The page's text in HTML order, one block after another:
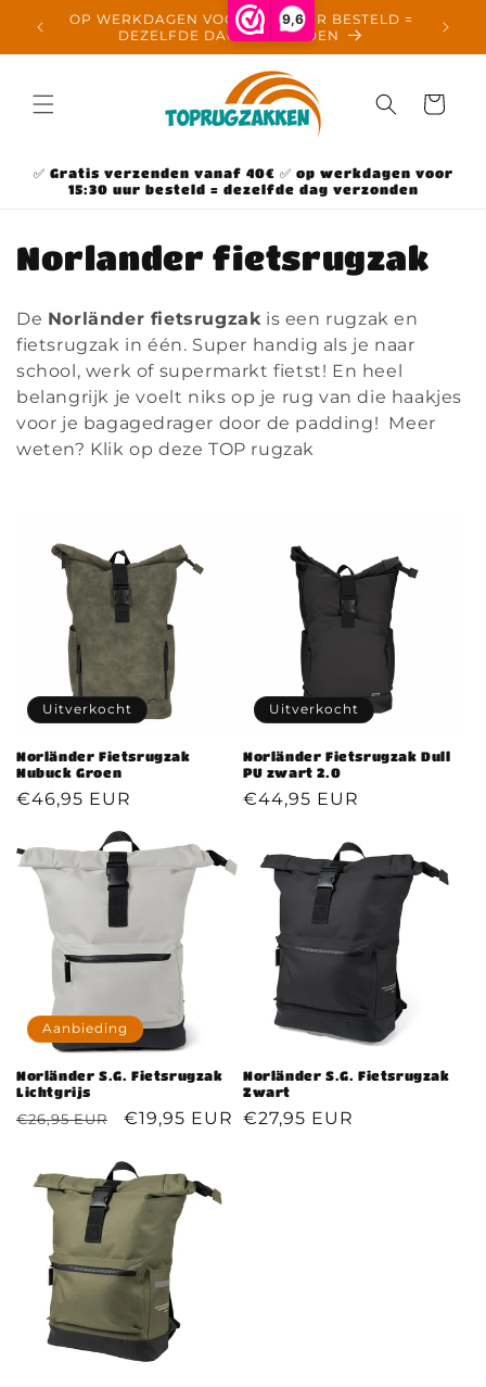
9,6
naar de
OP WERKDAGEN VOOR 15:30 UUR BESTELD =
DEZELFDE DAG VERZONDEN
✅ Gratis verzenden vanaf 40€ ✅ op werkdagen voor
15:30 uur besteld = dezelfde dag verzonden
C
l
l
e
Norlander fietsrugzak
De Norländer fietsrugzakis een rugzak en
fietsrugzak in één. Super handig als je naar
school, werk of supermarkt fietst! En heel
belangrijk je voelt niks op je rug van die haakjes
voor je bagagedrager door de padding! Meer
weten? Klik op deze TOP rugzak
Uitverkocht
Norländer Fietsrugzak
Nubuck Groen
Normale
€46,95 EUR
Uitverkocht
Norländer Fietsrugzak Dull
PU zwart 2.0
Normale
€44,95 EUR
Aanbieding
Norländer S.G. Fietsrugzak
Lichtgrijs
Normale
€26,95 EUR Aanbiedingsprijs
€19,95 EUR
Norländer S.G. Fietsrugzak
Zwart
Normale
€27,95 EUR